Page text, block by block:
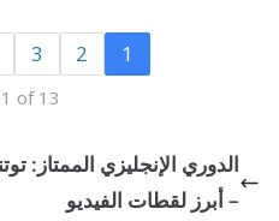
Page 1 of 13
لقطات الفيديو